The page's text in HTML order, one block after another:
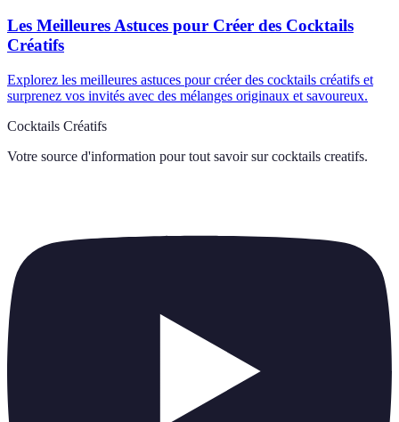
Les Meilleures Astuces pour Créer des Cocktails
Créatifs
Explorez les meilleures astuces pour créer des cocktails créatifs et
surprenez vos invités avec des mélanges originaux et savoureux.
Cocktails Créatifs
Votre source d'information pour tout savoir sur cocktails creatifs.